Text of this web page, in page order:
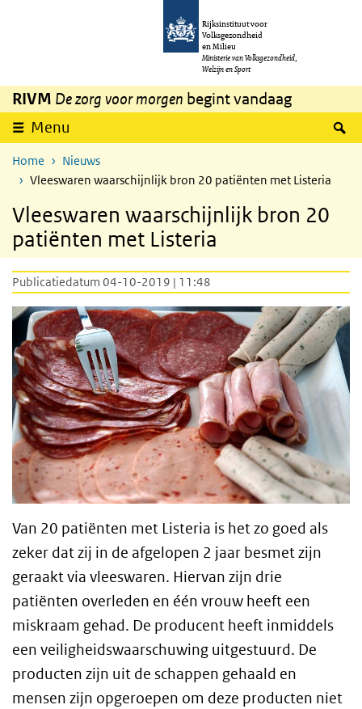
Overslaan en naar de inhoud gaan
Rijksinstituut voor
Volksgezondheid
en Milieu
Ministerie van Volksgezondheid,
Welzijn en Sport
RIVM De zorg voor morgen begint vandaag
Menu
Home
Nieuws
Vleeswaren waarschijnlijk bron 20 patiënten met Listeria
Vleeswaren waarschijnlijk bron 20
patiënten met Listeria
Publicatiedatum 04-10-2019 | 11:48
Van 20 patiënten met Listeria is het zo goed als
zeker dat zij in de afgelopen 2 jaar besmet zijn
geraakt via vleeswaren. Hiervan zijn drie
patiënten overleden en één vrouw heeft een
miskraam gehad. De producent heeft inmiddels
een veiligheidswaarschuwing uitgestuurd. De
producten zijn uit de schappen gehaald en
mensen zijn opgeroepen om deze producten niet